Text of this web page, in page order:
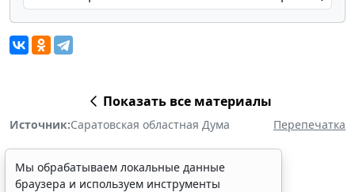
Показать все материалы
Источник:Саратовская областная Дума Перепечатка
Мы обрабатываем локальные данные
браузера и используем инструменты